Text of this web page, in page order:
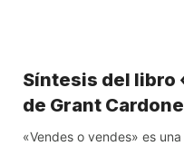
Síntesis del libro
de Grant Cardone
«Vendes o vendes» es